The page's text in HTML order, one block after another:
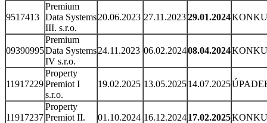
9517413
Premium
Data Systems
III. s.r.o.
20.06.2023 27.11.202329.01.2024
09390995
Premium
Data Systems
IV s.r.o.
24.11.2023 06.02.202408.04.2024
11917229
Property
Premiot I
s.r.o.
19.02.2025 13.05.202514.07.2025
11917237
Property
Premiot II.
01.10.2024 16.12.202417.02.2025